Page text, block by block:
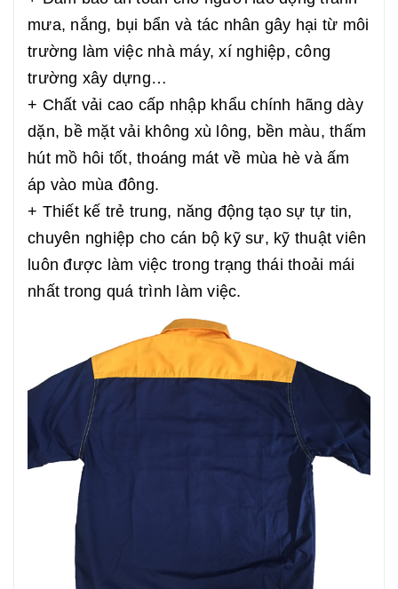
mưa, nắng, bụi bẩn và tác nhân gây hại từ môi
trường làm việc nhà máy, xí nghiệp, công
trường xây dựng…
+ Chất vải cao cấp nhập khẩu chính hãng dày
dặn, bề mặt vải không xù lông, bền màu, thấm
hút mồ hôi tốt, thoáng mát về mùa hè và ấm
áp vào mùa đông.
+ Thiết kế trẻ trung, năng động tạo sự tự tin,
chuyên nghiệp cho cán bộ kỹ sư, kỹ thuật viên
luôn được làm việc trong trạng thái thoải mái
nhất trong quá trình làm việc.